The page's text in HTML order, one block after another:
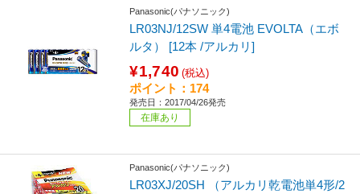
Panasonic(パナソニック)
LR03NJ/12SW 単4電池 EVOLTA（エボ
ルタ） [12本 /アルカリ]
¥1,740 (税込)
ポイント：174
発売日：2017/04/26発売
在庫あり
Panasonic(パナソニック)
LR03XJ/20SH （アルカリ乾電池単4形/2